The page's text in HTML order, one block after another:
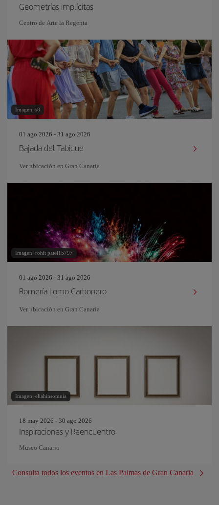
Geometrías implícitas
Centro de Arte la Regenta
Imagen: s8
01 ago 2026 - 31 ago 2026
Bajada del Tabique
Ver ubicación en Gran Canaria
Imagen: rohit patel15797
01 ago 2026 - 31 ago 2026
Romería Lomo Carbonero
Ver ubicación en Gran Canaria
Imagen: eliahinsomnia
18 may 2026 - 30 ago 2026
Inspiraciones y Reencuentro
Museo Canario
Consulta todos los eventos en Las Palmas de Gran Canaria